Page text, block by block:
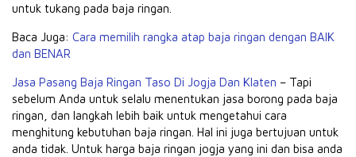
untuk tukang pada baja ringan.
Baca Juga: Cara memilih rangka atap baja ringan dengan BAIK
dan BENAR
Jasa Pasang Baja Ringan Taso Di Jogja Dan Klaten – Tapi
sebelum Anda untuk selalu menentukan jasa borong pada baja
ringan, dan langkah lebih baik untuk mengetahui cara
menghitung kebutuhan baja ringan. Hal ini juga bertujuan untuk
anda tidak. Untuk harga baja ringan jogja yang ini dan bisa anda